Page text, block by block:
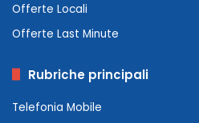
Offerte Locali
Offerte Last Minute
Rubriche principali
Telefonia Mobile